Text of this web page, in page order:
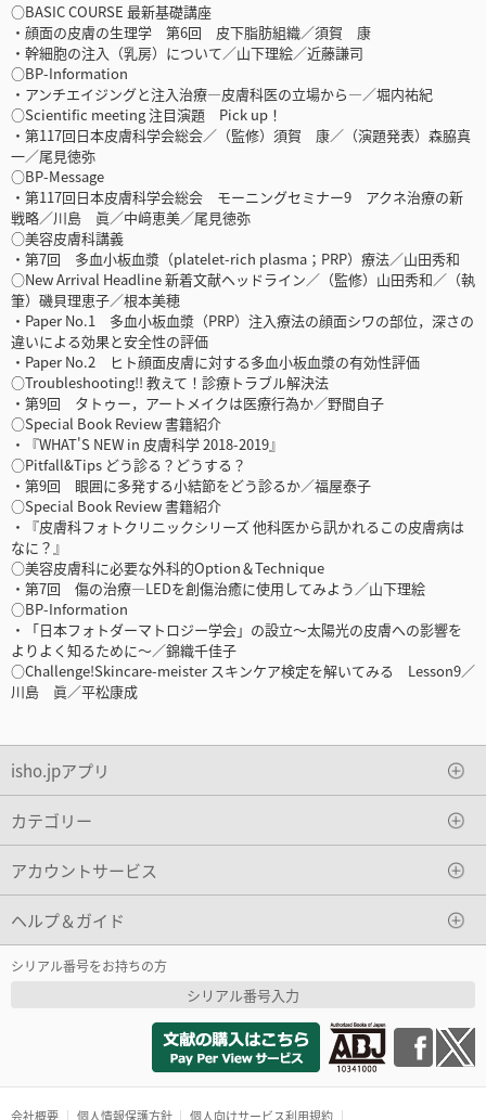
○BASIC COURSE 最新基礎講座
・顔面の皮膚の生理学 第6回 皮下脂肪組織／須賀 康
・幹細胞の注入（乳房）について／山下理絵／近藤謙司
○BP-Information
・アンチエイジングと注入治療―皮膚科医の立場から―／堀内祐紀
○Scientific meeting 注目演題 Pick up！
・第117回日本皮膚科学会総会／（監修）須賀 康／（演題発表）森脇真
一／尾見徳弥
○BP-Message
・第117回日本皮膚科学会総会 モーニングセミナー9 アクネ治療の新
戦略／川島 眞／中﨑恵美／尾見徳弥
○美容皮膚科講義
・第7回 多血小板血漿（platelet-rich plasma；PRP）療法／山田秀和
○New Arrival Headline 新着文献ヘッドライン／（監修）山田秀和／（執
筆）磯貝理恵子／根本美穂
・Paper No.1 多血小板血漿（PRP）注入療法の顔面シワの部位，深さの
違いによる効果と安全性の評価
・Paper No.2 ヒト顔面皮膚に対する多血小板血漿の有効性評価
○Troubleshooting!! 教えて！診療トラブル解決法
・第9回 タトゥー，アートメイクは医療行為か／野間自子
○Special Book Review 書籍紹介
・『WHAT'S NEW in 皮膚科学 2018-2019』
○Pitfall&Tips どう診る？どうする？
・第9回 眼囲に多発する小結節をどう診るか／福屋泰子
○Special Book Review 書籍紹介
・『皮膚科フォトクリニックシリーズ 他科医から訊かれるこの皮膚病は
なに？』
○美容皮膚科に必要な外科的Option＆Technique
・第7回 傷の治療―LEDを創傷治癒に使用してみよう／山下理絵
○BP-Information
・「日本フォトダーマトロジー学会」の設立～太陽光の皮膚への影響を
よりよく知るために～／錦織千佳子
○Challenge!Skincare-meister スキンケア検定を解いてみる Lesson9／
川島 眞／平松康成
isho.jpアプリ
カテゴリー
アカウントサービス
ヘルプ＆ガイド
シリアル番号をお持ちの方
シリアル番号入力
会社概要 個人情報保護方針 個人向けサービス利用規約